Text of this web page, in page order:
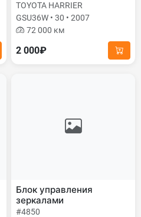
TOYOTA HARRIER
GSU36W • 30 • 2007
72 000 км
2 000₽
Блок управления
зеркалами
#4850